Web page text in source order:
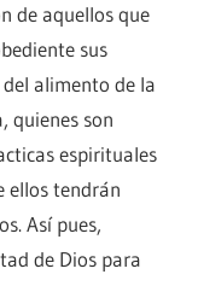
de aquellos que
sus
alimento de la
quienes son
espirituales
ellos tendrán
Así pues,
de Dios para